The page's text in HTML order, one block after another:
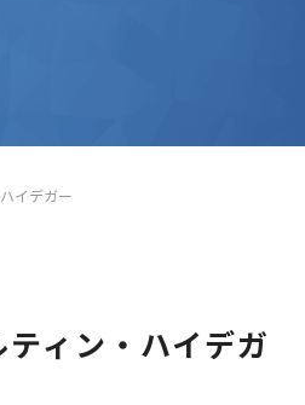
イデガー
ィン・ハイデガ